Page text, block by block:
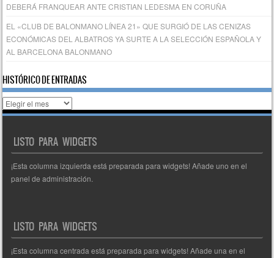
DEBERÁ FRANQUEAR ANTE CRISTIAN LEDESMA EN CORUÑA
EL «CLUB DE BALONMANO LÍNEA 21» QUE SURGIÓ DE LAS CENIZAS
ECONÓMICAS DEL ALBATROS YA SURTE A LA SELECCIÓN ESPAÑOLA Y
AL BARCELONA BALONMANO
HISTÓRICO DE ENTRADAS
Histórico
de
LISTO PARA WIDGETS
¡Esta columna izquierda está preparada para widgets! Añade uno en el
panel de administración.
LISTO PARA WIDGETS
¡Esta columna centrada está preparada para widgets! Añade una en el